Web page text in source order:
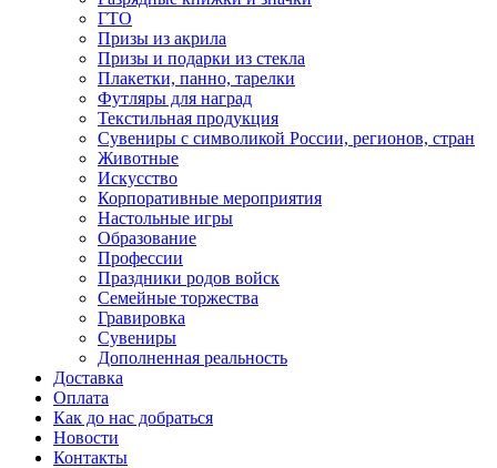
ГТО
Призы из акрила
Призы и подарки из стекла
Плакетки, панно, тарелки
Футляры для наград
Текстильная продукция
Сувениры с символикой России, регионов, стран
Животные
Искусство
Корпоративные мероприятия
Настольные игры
Образование
Профессии
Праздники родов войск
Семейные торжества
Гравировка
Сувениры
Дополненная реальность
Доставка
Оплата
Как до нас добраться
Новости
Контакты